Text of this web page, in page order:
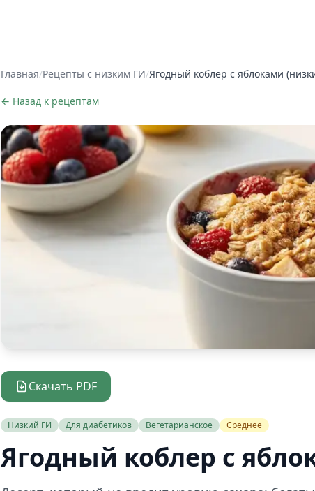
Главная/Рецепты с низким ГИ/Ягодный коблер с яблоками
← Назад к рецептам
Скачать PDF
Низкий ГИ Для диабетиков Вегетарианское Среднее
Ягодный коблер с